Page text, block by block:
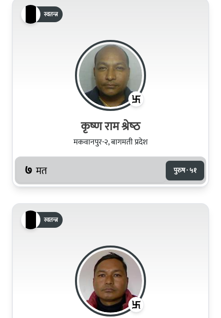
स्वतन्त्र
कृष्‍ण राम श्रेष्‍ठ
मकवानपुर-२, बागमती प्रदेश
७ मत पुरुष · ५१
स्वतन्त्र